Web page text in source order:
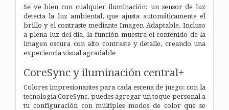
Se ve bien con cualquier iluminación: un sensor de luz
detecta la luz ambiental, que ajusta automáticamente el
brillo y el contraste mediante Imagen Adaptable. Incluso
a plena luz del día, la función muestra el contenido de la
imagen oscura con alto contraste y detalle, creando una
experiencia visual agradable
CoreSync y iluminación central+
Colores impresionantes para cada escena de juego: con la
tecnología CoreSync, puedes agregar un toque personal a
tu configuración con múltiples modos de color que se